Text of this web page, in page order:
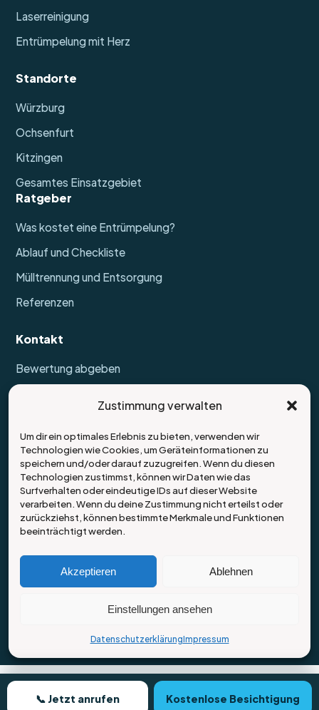
Zustimmung verwalten
Um dir ein optimales Erlebnis zu bieten, verwenden wir
Technologien wie Cookies, um Geräteinformationen zu
speichern und/oder darauf zuzugreifen. Wenn du diesen
Technologien zustimmst, können wir Daten wie das
Surfverhalten oder eindeutige IDs auf dieser Website
verarbeiten. Wenn du deine Zustimmung nicht erteilst oder
zurückziehst, können bestimmte Merkmale und Funktionen
beeinträchtigt werden.
Akzeptieren Ablehnen
Einstellungen ansehen
DatenschutzerklärungImpressum
Laserreinigung
Entrümpelung mit Herz
Standorte
Würzburg
Ochsenfurt
Kitzingen
Gesamtes Einsatzgebiet
Ratgeber
Was kostet eine Entrümpelung?
Ablauf und Checkliste
Mülltrennung und Entsorgung
Referenzen
Kontakt
Bewertung abgeben
97199 Ochsenfurt
09331 / 660 97 64
info@anpackhelden.de
Mo–Fr 8:00–18:00 Uhr
Sa 9:00–13:00 Uhr
© 2026 Anpackhelden – Entrümpelung & Haushaltsauflösung
Datenschutz
📞 Jetzt anrufen Kostenlose Besichtigung